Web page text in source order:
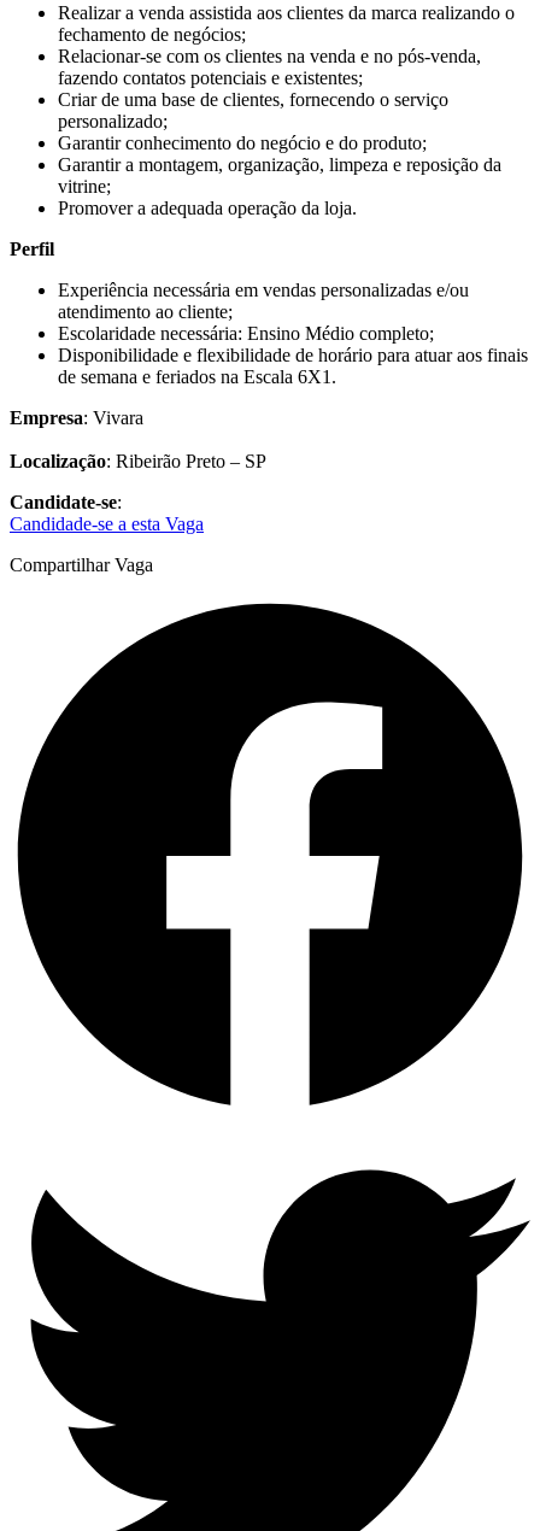
Realizar a venda assistida aos clientes da marca realizando o
fechamento de negócios;
Relacionar-se com os clientes na venda e no pós-venda,
fazendo contatos potenciais e existentes;
Criar de uma base de clientes, fornecendo o serviço
personalizado;
Garantir conhecimento do negócio e do produto;
Garantir a montagem, organização, limpeza e reposição da
vitrine;
Promover a adequada operação da loja.
Perfil
Experiência necessária em vendas personalizadas e/ou
atendimento ao cliente;
Escolaridade necessária: Ensino Médio completo;
Disponibilidade e flexibilidade de horário para atuar aos finais
de semana e feriados na Escala 6X1.
Empresa: Vivara
Localização: Ribeirão Preto – SP
Candidate-se:
Candidade-se a esta Vaga
Compartilhar Vaga